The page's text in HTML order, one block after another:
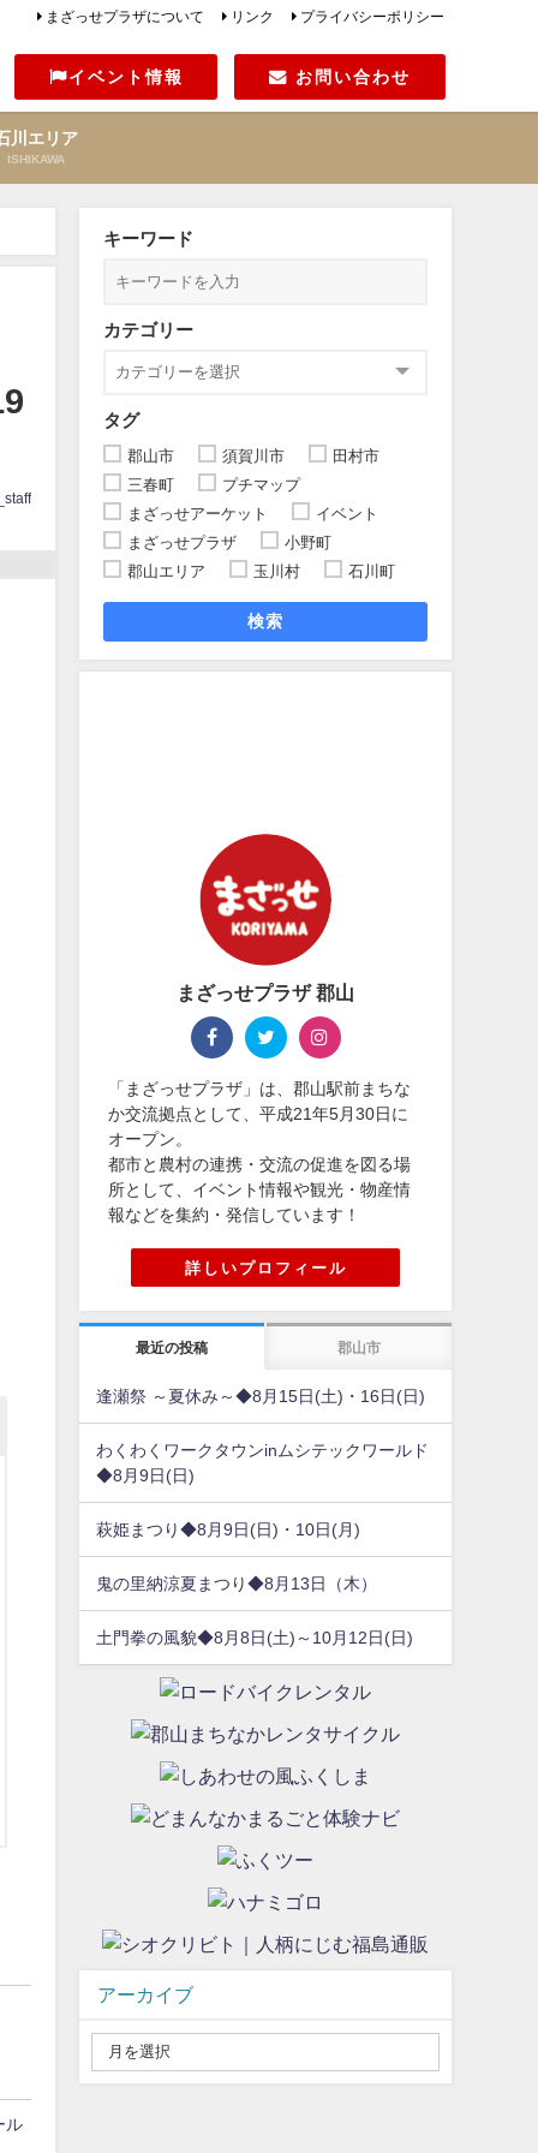
まざっせプラザについて リンク プライバシーポリシー
イベント情報 お問い合わせ
川エリア
ISHIKAWA
ル
キーワード
カテゴリー
タグ
郡山市 須賀川市
田村市
三春町
プチマップ
まざっせアーケット
イベント
まざっせプラザ
小野町
郡山エリア
玉川村 石川町
検索
まざっせプラザ 郡山
「まざっせプラザ」は、郡山駅前まちな
か交流拠点として、平成21年5月30日に
オープン。
都市と農村の連携・交流の促進を図る場
所として、イベント情報や観光・物産情
報などを集約・発信しています！
詳しいプロフィール
最近の投稿 郡山市
逢瀬祭 ～夏休み～◆8月15日(土)・16日(日)
わくわくワークタウンinムシテックワールド
◆8月9日(日)
萩姫まつり◆8月9日(日)・10日(月)
鬼の里納涼夏まつり◆8月13日（木）
土門拳の風貌◆8月8日(土)～10月12日(日)
アーカイブ